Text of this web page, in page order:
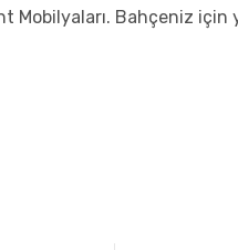
Mobilyaları. Bahçeniz